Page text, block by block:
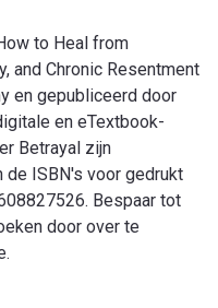
to Heal from
and Chronic Resentment
en gepubliceerd door
en eTextbook-
Betrayal zijn
ISBN's voor gedrukt
Bespaar tot
door over te